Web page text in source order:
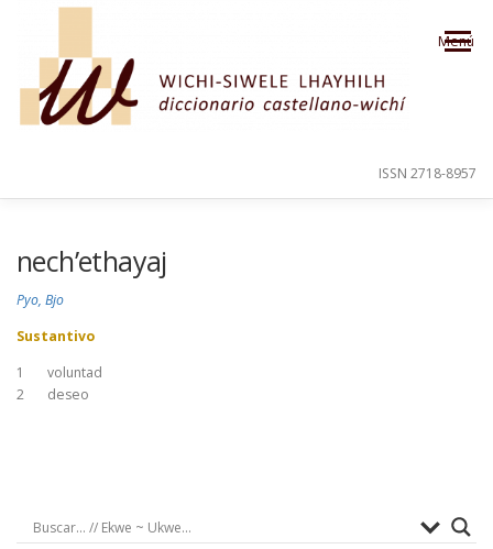
Saltar al contenido
Menú
ISSN 2718-8957
nech’ethayaj
Pyo, Bjo
Sustantivo
1
voluntad
2
deseo